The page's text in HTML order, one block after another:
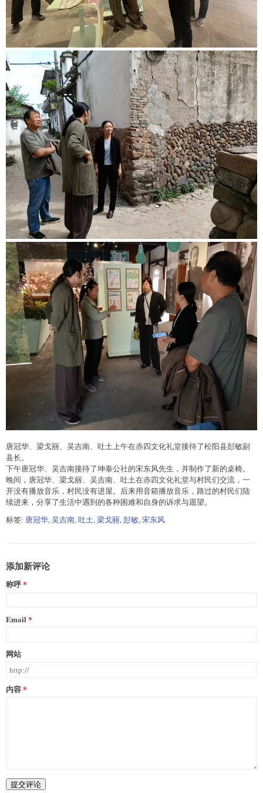
唐冠华、梁戈丽、吴吉南、吐土上午在赤四文化礼堂接待了松阳县彭敏副
县长。
下午唐冠华、吴吉南接待了坤泰公社的宋东风先生，并制作了新的桌椅。
晚间，唐冠华、梁戈丽、吴吉南、吐土在赤四文化礼堂与村民们交流，一
开没有播放音乐，村民没有进屋。后来用音箱播放音乐，路过的村民们陆
续进来，分享了生活中遇到的各种困难和自身的诉求与愿望。
标签: 唐冠华,吴吉南,吐土,梁戈丽,彭敏,宋东风
添加新评论
称呼
Email
网站
内容
提交评论